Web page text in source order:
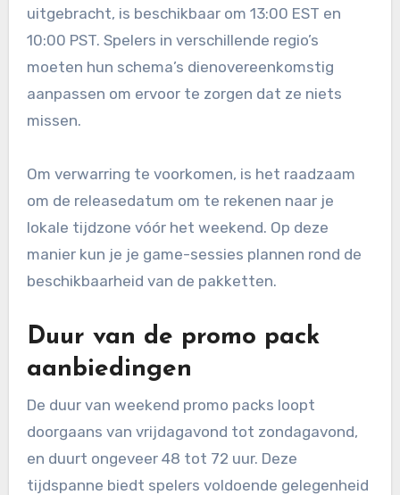
uitgebracht, is beschikbaar om 13:00 EST en
10:00 PST. Spelers in verschillende regio’s
moeten hun schema’s dienovereenkomstig
aanpassen om ervoor te zorgen dat ze niets
missen.
Om verwarring te voorkomen, is het raadzaam
om de releasedatum om te rekenen naar je
lokale tijdzone vóór het weekend. Op deze
manier kun je je game-sessies plannen rond de
beschikbaarheid van de pakketten.
Duur van de promo pack
aanbiedingen
De duur van weekend promo packs loopt
doorgaans van vrijdagavond tot zondagavond,
en duurt ongeveer 48 tot 72 uur. Deze
tijdspanne biedt spelers voldoende gelegenheid